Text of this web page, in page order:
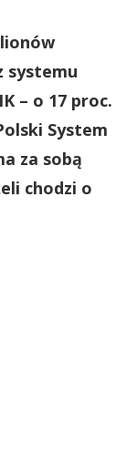
systemu
– o 17 proc.
System
za sobą
chodzi o